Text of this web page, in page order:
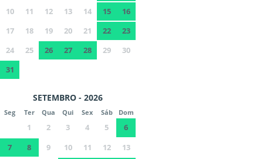
10
11 12 13 14 15
16
17
18 19 20 21 22
23
24
25 26 27 28 29
30
31
SETEMBRO - 2026
Seg Ter Qua Qui Sex Sáb Dom
1 2 3 4 5
6
7
8 9 10 11 12 13